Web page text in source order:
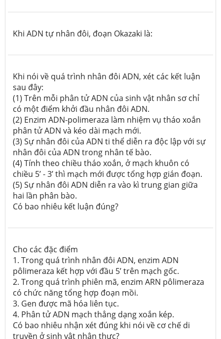
Khi ADN tự nhân đôi, đoạn Okazaki là:
Khi nói về quá trình nhân đôi ADN, xét các kết luận
sau đây:
(1) Trên mỗi phân tử ADN của sinh vật nhân sơ chỉ
có một điểm khởi đầu nhân đôi ADN.
(2) Enzim ADN-polimeraza làm nhiệm vụ tháo xoắn
phân tử ADN và kéo dài mạch mới.
(3) Sự nhân đôi của ADN ti thể diễn ra độc lập với sự
nhân đôi của ADN trong nhân tế bào.
(4) Tính theo chiều tháo xoắn, ở mạch khuôn có
chiều 5’ - 3’ thì mạch mới được tổng hợp gián đoạn.
(5) Sự nhân đôi ADN diễn ra vào kì trung gian giữa
hai lần phân bào.
Có bao nhiêu kết luận đúng?
Cho các đặc điểm
1. Trong quá trình nhân đôi ADN, enzim ADN
pôlimeraza kết hợp với đầu 5’ trên mạch gốc.
2. Trong quá trình phiên mã, enzim ARN pôlimeraza
có chức năng tổng hợp đoạn mồi.
3. Gen được mã hóa liên tục.
4. Phân tử ADN mạch thẳng dạng xoắn kép.
Có bao nhiêu nhận xét đúng khi nói về cơ chế di
truyền ở sinh vật nhân thực?